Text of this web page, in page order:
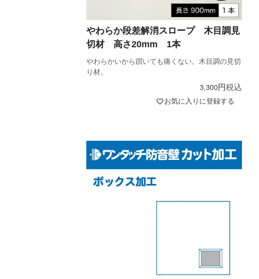
やわらかいから躓いても痛くない。木目調の見切
り材。
やわらか段差解消スロープ 木目調見
切材 高さ20mm 1本
3,300 税込
お気に入りに登録する